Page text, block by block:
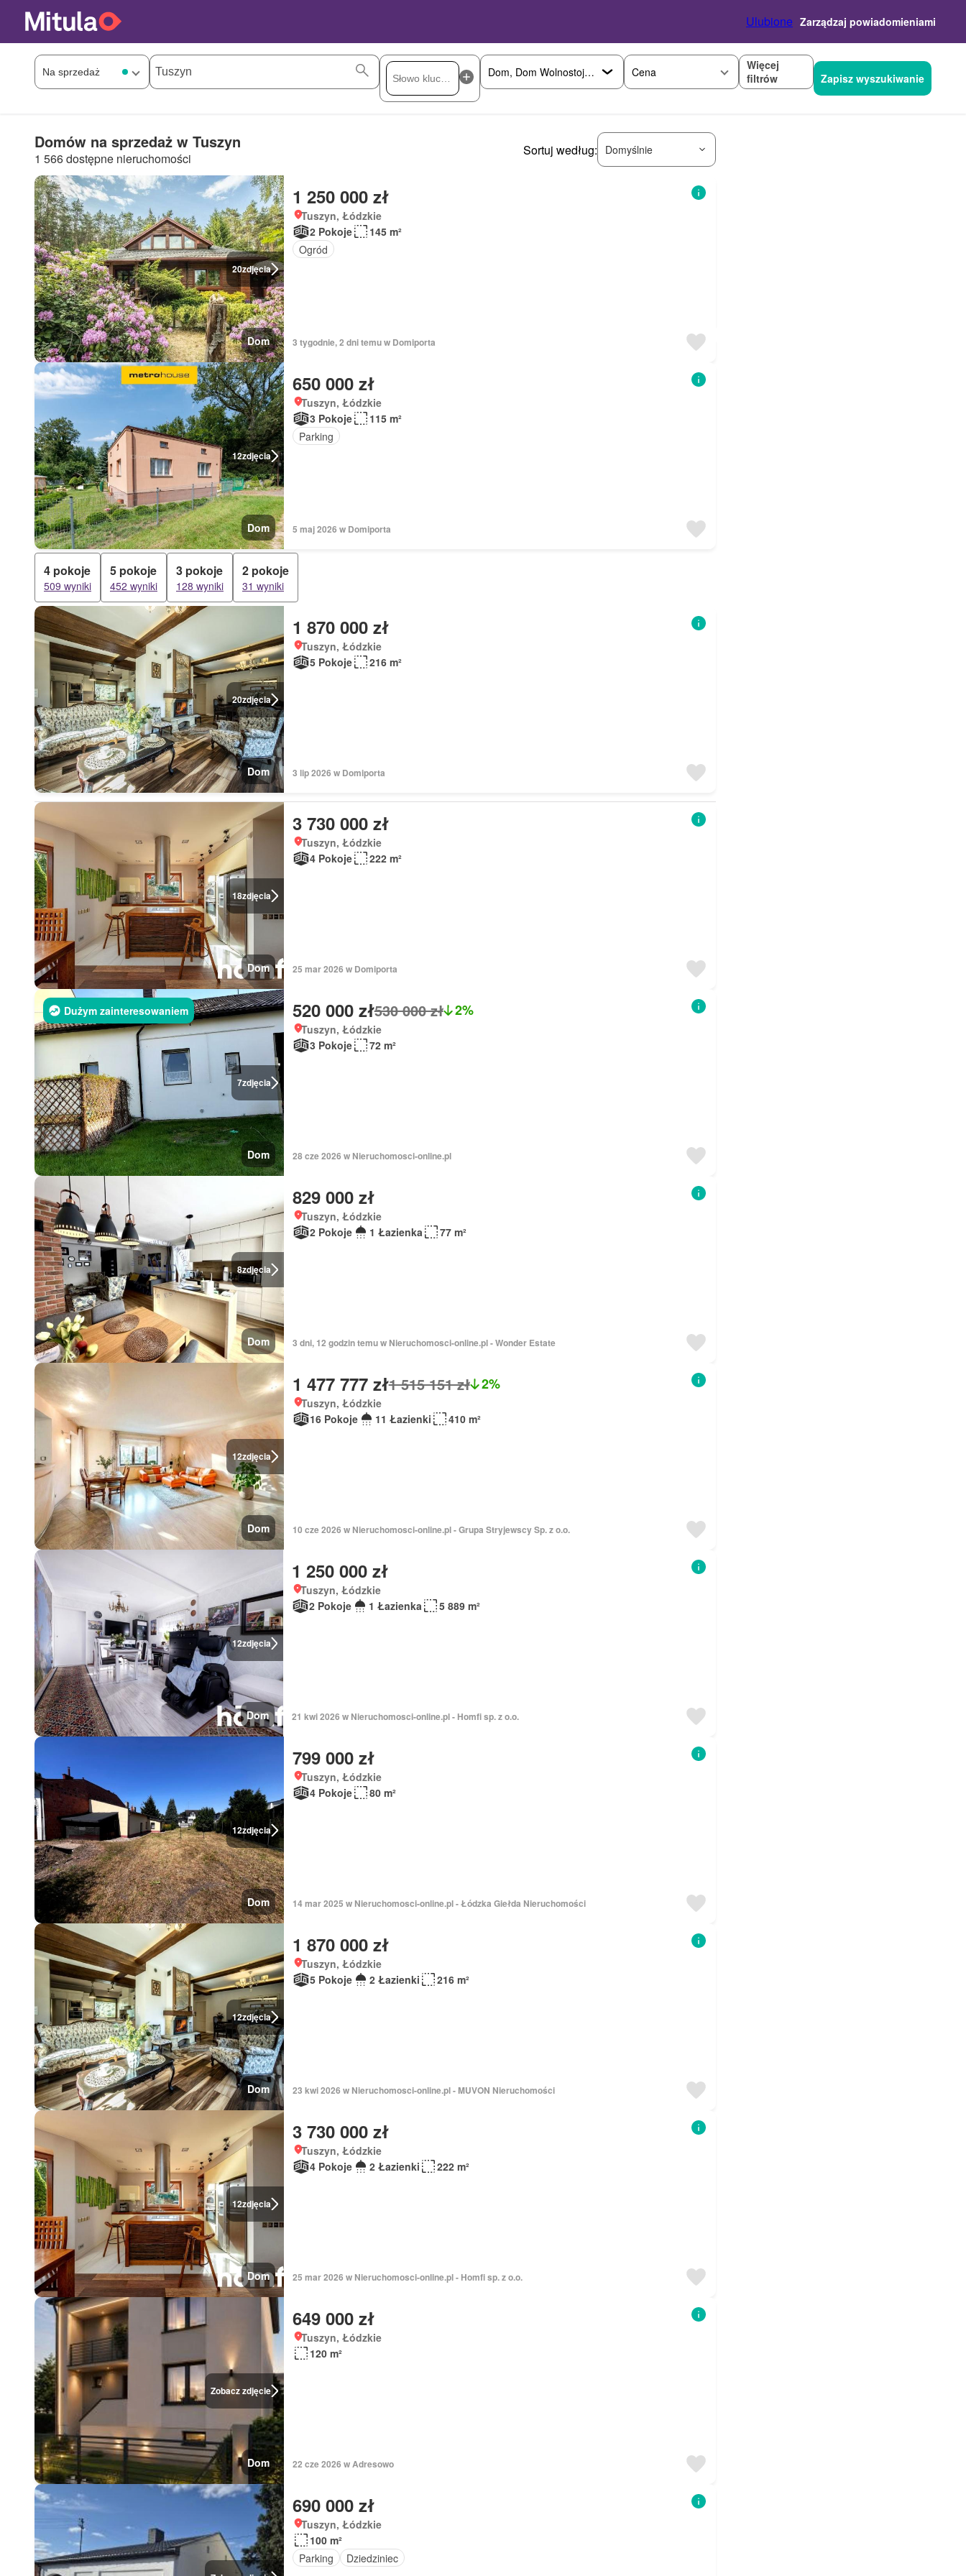
Ulubione Zarządzaj powiadomieniami
Cena
Więcej
filtrów
Zapisz wyszukiwanie
Domów na sprzedaż w Tuszyn
1 566 dostępne nieruchomości
Sortuj według: Domyślnie
20zdjęcia
Dom
1 250 000 zł
Tuszyn, Łódzkie
2 Pokoje
145 m²
Ogród
3 tygodnie, 2 dni temu w Domiporta
12zdjęcia
Dom
650 000 zł
Tuszyn, Łódzkie
3 Pokoje
115 m²
Parking
5 maj 2026 w Domiporta
4 pokoje
509 wyniki
5 pokoje
452 wyniki
3 pokoje
128 wyniki
2 pokoje
31 wyniki
20zdjęcia
Dom
1 870 000 zł
Tuszyn, Łódzkie
5 Pokoje
216 m²
3 lip 2026 w Domiporta
18zdjęcia
Dom
3 730 000 zł
Tuszyn, Łódzkie
4 Pokoje
222 m²
25 mar 2026 w Domiporta
7zdjęcia
Dużym zainteresowaniem
Dom
520 000 zł530 000 zł 2%
Tuszyn, Łódzkie
3 Pokoje
72 m²
28 cze 2026 w Nieruchomosci-online.pl
8zdjęcia
Dom
829 000 zł
Tuszyn, Łódzkie
2 Pokoje
1 Łazienka 77 m²
3 dni, 12 godzin temu w Nieruchomosci-online.pl - Wonder Estate
12zdjęcia
Dom
1 477 777 zł1 515 151 zł 2%
Tuszyn, Łódzkie
16 Pokoje
11 Łazienki 410 m²
10 cze 2026 w Nieruchomosci-online.pl - Grupa Stryjewscy Sp. z o.o.
12zdjęcia
Dom
1 250 000 zł
Tuszyn, Łódzkie
2 Pokoje
1 Łazienka 5 889 m²
21 kwi 2026 w Nieruchomosci-online.pl - Homfi sp. z o.o.
12zdjęcia
Dom
799 000 zł
Tuszyn, Łódzkie
4 Pokoje
80 m²
14 mar 2025 w Nieruchomosci-online.pl - Łódzka Giełda Nieruchomości
12zdjęcia
Dom
1 870 000 zł
Tuszyn, Łódzkie
5 Pokoje
2 Łazienki 216 m²
23 kwi 2026 w Nieruchomosci-online.pl - MUVON Nieruchomości
12zdjęcia
Dom
3 730 000 zł
Tuszyn, Łódzkie
4 Pokoje
2 Łazienki 222 m²
25 mar 2026 w Nieruchomosci-online.pl - Homfi sp. z o.o.
Zobacz zdjęcie
Dom
649 000 zł
Tuszyn, Łódzkie
120 m²
22 cze 2026 w Adresowo
690 000 zł
Tuszyn, Łódzkie
100 m²
Parking
Dziedziniec